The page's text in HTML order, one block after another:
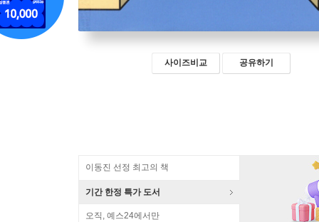
사이즈비교 공유하기
이동진 선정 최고의 책
기간 한정 특가 도서
오직, 예스24에서만